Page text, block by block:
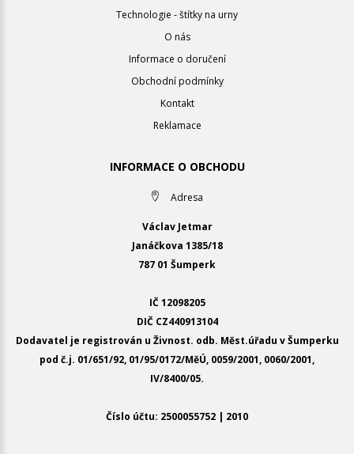
Technologie - štítky na urny
O nás
Informace o doručení
Obchodní podmínky
Kontakt
Reklamace
INFORMACE O OBCHODU
Adresa
Václav Jetmar
Janáčkova 1385/18
787 01 Šumperk
IČ 12098205
DIČ CZ440913104
Dodavatel je registrován u Živnost. odb. Měst.úřadu v Šumperku
pod č.j. 01/651/92, 01/95/0172/MěÚ, 0059/2001, 0060/2001,
IV/8400/05.
Číslo účtu: 2500055752 | 2010